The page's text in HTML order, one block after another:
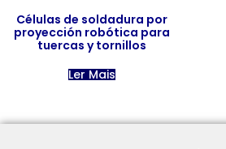
Células de soldadura por
proyección robótica para
tuercas y tornillos
Ler Mais